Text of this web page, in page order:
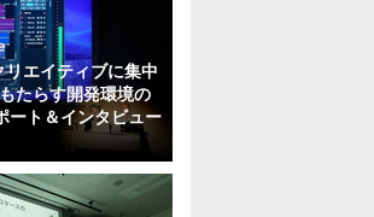
リエイティブに集中
たらす開発環境の
ト＆インタビュー